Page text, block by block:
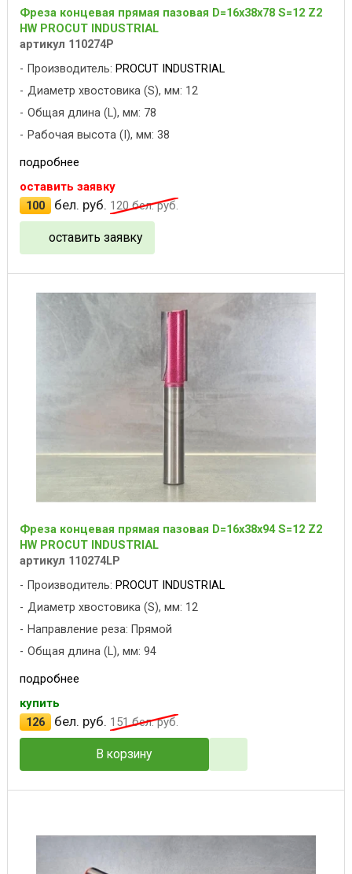
Фреза концевая прямая пазовая D=16x38x78 S=12 Z2
HW PROCUT INDUSTRIAL
артикул 110274P
Производитель: PROCUT INDUSTRIAL
Диаметр хвостовика (S), мм: 12
Общая длина (L), мм: 78
Рабочая высота (I), мм: 38
подробнее
оставить заявку
100
бел. руб. 120бел. руб.
оставить заявку
Фреза концевая прямая пазовая D=16x38x94 S=12 Z2
HW PROCUT INDUSTRIAL
артикул 110274LP
Производитель: PROCUT INDUSTRIAL
Диаметр хвостовика (S), мм: 12
Направление реза: Прямой
Общая длина (L), мм: 94
подробнее
купить
126
бел. руб. 151бел. руб.
В корзину